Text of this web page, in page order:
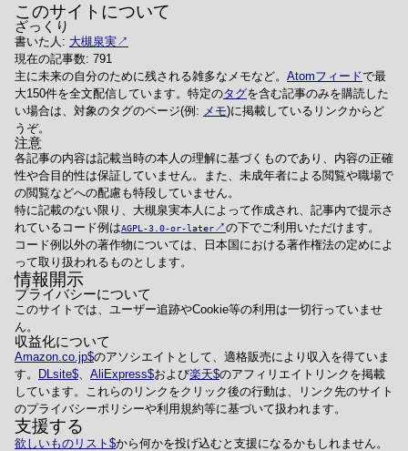
このサイトについて
ざっくり
書いた人: 大槻泉実
現在の記事数: 791
主に未来の自分のために残される雑多なメモなど。 Atomフィードで最
大150件を全文配信しています。特定のタグを含む記事のみを購読した
い場合は、対象のタグのページ(例: メモ)に掲載しているリンクからど
うぞ。
注意
各記事の内容は記載当時の本人の理解に基づくものであり、内容の正確
性や合目的性は保証していません。また、未成年者による閲覧や職場で
の閲覧などへの配慮も特段していません。
特に記載のない限り、大槻泉実本人によって作成され、記事内で提示さ
れているコード例はAGPL-3.0-or-later
の下でご利用いただけます。
コード例以外の著作物については、日本国における著作権法の定めによ
って取り扱われるものとします。
情報開示
プライバシーについて
このサイトでは、ユーザー追跡やCookie等の利用は一切行っていませ
ん。
収益化について
Amazon.co.jp のアソシエイトとして、適格販売により収入を得ていま
す。
DLsite 、 AliExpress および楽天 のアフィリエイトリンクを掲載
しています。これらのリンクをクリック後の行動は、リンク先のサイト
のプライバシーポリシーや利用規約等に基づいて扱われます。
支援する
欲しいものリスト
から何かを投げ込むと支援になるかもしれません。